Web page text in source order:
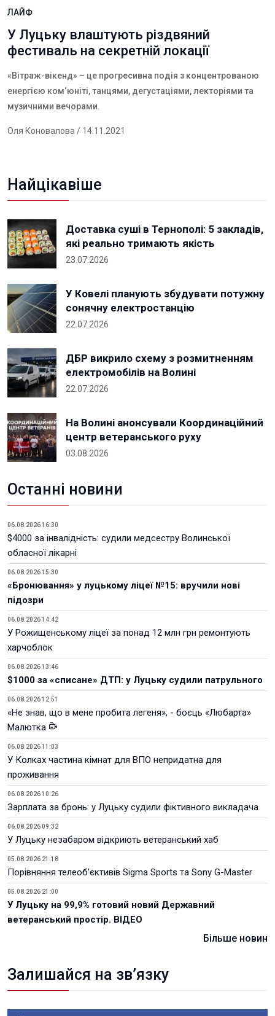
ЛАЙФ
У Луцьку влаштують різдвяний
фестиваль на секретній локації
«Вітраж-вікенд» – це прогресивна подія з концентрованою
енергією ком‘юніті, танцями, дегустаціями, лекторіями та
музичними вечорами.
Оля Коновалова / 14.11.2021
Найцікавіше
Доставка суші в Тернополі: 5 закладів,
які реально тримають якість
23.07.2026
У Ковелі планують збудувати потужну
сонячну електростанцію
22.07.2026
ДБР викрило схему з розмитненням
електромобілів на Волині
22.07.2026
На Волині анонсували Координаційний
центр ветеранського руху
03.08.2026
Останні новини
06.08.2026 16:30
$4000 за інвалідність: судили медсестру Волинської
обласної лікарні
06.08.2026 15:30
«Бронювання» у луцькому ліцеї №15: вручили нові
підозри
06.08.2026 14:42
У Рожищенському ліцеї за понад 12 млн грн ремонтують
харчоблок
06.08.2026 13:46
$1000 за «списане» ДТП: у Луцьку судили патрульного
06.08.2026 12:51
«Не знав, що в мене пробита легеня», - боєць «Любарта»
Малютка
06.08.2026 11:03
У Колках частина кімнат для ВПО непридатна для
проживання
06.08.2026 10:26
Зарплата за бронь: у Луцьку судили фіктивного викладача
06.08.2026 09:32
У Луцьку незабаром відкриють ветеранський хаб
05.08.2026 21:18
Порівняння телеоб'єктивів Sigma Sports та Sony G-Master
05.08.2026 21:00
У Луцьку на 99,9% готовий новий Державний
ветеранський простір. ВІДЕО
Більше новин
Залишайся на зв’язку